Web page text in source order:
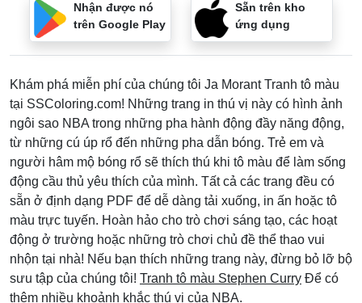
Nhận được nó
trên Google Play
Sẵn trên kho
ứng dụng
Khám phá miễn phí của chúng tôi Ja Morant Tranh tô màu
tại SSColoring.com! Những trang in thú vị này có hình ảnh
ngôi sao NBA trong những pha hành động đầy năng động,
từ những cú úp rổ đến những pha dẫn bóng. Trẻ em và
người hâm mộ bóng rổ sẽ thích thú khi tô màu để làm sống
động cầu thủ yêu thích của mình. Tất cả các trang đều có
sẵn ở định dạng PDF để dễ dàng tải xuống, in ấn hoặc tô
màu trực tuyến. Hoàn hảo cho trò chơi sáng tạo, các hoạt
động ở trường hoặc những trò chơi chủ đề thể thao vui
nhộn tại nhà! Nếu bạn thích những trang này, đừng bỏ lỡ bộ
sưu tập của chúng tôi! Tranh tô màu Stephen Curry Để có
thêm nhiều khoảnh khắc thú vị của NBA.